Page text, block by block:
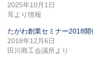
2025年10月1日
耳より情報
たがわ創業セミナー2018開
2018年12月6日
田川商工会議所より